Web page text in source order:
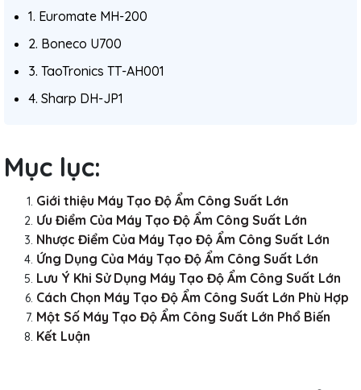
1. Euromate MH-200
2. Boneco U700
3. TaoTronics TT-AH001
4. Sharp DH-JP1
Mục lục:
Giới thiệu Máy Tạo Độ Ẩm Công Suất Lớn
Ưu Điểm Của Máy Tạo Độ Ẩm Công Suất Lớn
Nhược Điểm Của Máy Tạo Độ Ẩm Công Suất Lớn
Ứng Dụng Của Máy Tạo Độ Ẩm Công Suất Lớn
Lưu Ý Khi Sử Dụng Máy Tạo Độ Ẩm Công Suất Lớn
Cách Chọn Máy Tạo Độ Ẩm Công Suất Lớn Phù Hợp
Một Số Máy Tạo Độ Ẩm Công Suất Lớn Phổ Biến
Kết Luận